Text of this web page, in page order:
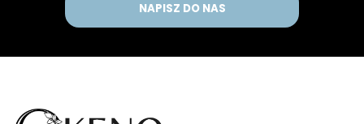
NAPISZ DO NAS